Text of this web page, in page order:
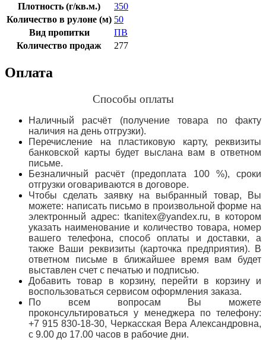
Плотность (г/кв.м.)
350
Количество в рулоне (м) 50
Вид пропитки
ПВ
Количество продаж
277
Оплата
Способы оплаты
Наличный расчёт (получение товара по факту
наличия на день отгрузки).
Перечисление на пластиковую карту, реквизиты
банковской карты будет выслана вам в ответном
письме.
Безналичный расчёт (предоплата 100 %), сроки
отгрузки оговариваются в договоре.
Чтобы сделать заявку на выбранный товар, Вы
можете: написать письмо в произвольной форме на
электронный адрес: tkanitex@yandex.ru, в котором
указать наименование и количество товара, номер
вашего телефона, способ оплаты и доставки, а
также Ваши реквизиты (карточка предприятия). В
ответном письме в ближайшее время вам будет
выставлен счет с печатью и подписью.
Добавить товар в корзину, перейти в корзину и
воспользоваться сервисом оформления заказа.
По всем вопросам Вы можете
проконсультироваться у менеджера по телефону:
+7 915 830-18-30, Черкасская Вера Александровна,
с 9.00 до 17.00 часов в рабочие дни.